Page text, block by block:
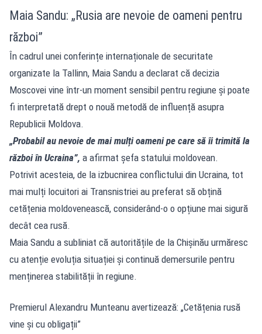
Maia Sandu: „Rusia are nevoie de oameni pentru
război”
În cadrul unei conferințe internaționale de securitate
organizate la Tallinn, Maia Sandu a declarat că decizia
Moscovei vine într-un moment sensibil pentru regiune și poate
fi interpretată drept o nouă metodă de influență asupra
Republicii Moldova.
„Probabil au nevoie de mai mulți oameni pe care să îi trimită la
război în Ucraina”, a afirmat șefa statului moldovean.
Potrivit acesteia, de la izbucnirea conflictului din Ucraina, tot
mai mulți locuitori ai Transnistriei au preferat să obțină
cetățenia moldovenească, considerând-o o opțiune mai sigură
decât cea rusă.
Maia Sandu a subliniat că autoritățile de la Chișinău urmăresc
cu atenție evoluția situației și continuă demersurile pentru
menținerea stabilității în regiune.
Premierul Alexandru Munteanu avertizează: „Cetățenia rusă
vine și cu obligații”